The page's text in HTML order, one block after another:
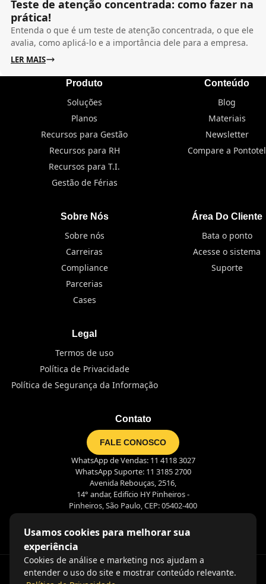
Teste de atenção concentrada: como fazer na
prática!
Entenda o que é um teste de atenção concentrada, o que ele
avalia, como aplicá-lo e a importância dele para a empresa.
LER MAIS
Produto
Soluções
Planos
Recursos para Gestão
Recursos para RH
Recursos para T.I.
Gestão de Férias
Conteúdo
Blog
Materiais
Newsletter
Compare a Pontotel
Sobre Nós
Sobre nós
Carreiras
Compliance
Parcerias
Cases
Área Do Cliente
Bata o ponto
Acesse o sistema
Suporte
Legal
Termos de uso
Política de Privacidade
Política de Segurança da Informação
Contato
FALE CONOSCO
WhatsApp de Vendas: 11 4118 3027
WhatsApp Suporte: 11 3185 2700
Avenida Rebouças, 2516,
14° andar, Edifício HY Pinheiros -
Pinheiros, São Paulo, CEP: 05402-400
Usamos cookies para melhorar sua
experiência
Cookies de análise e marketing nos ajudam a
entender o uso do site e mostrar conteúdo relevante.